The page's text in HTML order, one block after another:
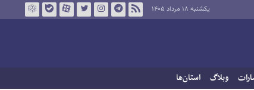
یکشنبه ۱۸ مرداد ۱۴۰۵
وبلاگ استان‌ها